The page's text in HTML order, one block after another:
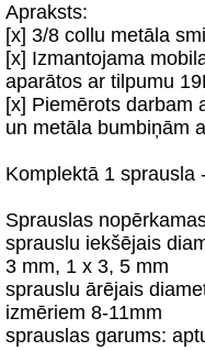
Apraksts:
[x] 3/8 collu metāla
[x] Izmantojama
aparātos ar tilpumu
[x] Piemērots darbam
un metāla bumbiņām
Komplektā 1 sprausla
Sprauslas
sprauslu iekšējais
3 mm, 1 x 3, 5 mm
sprauslu ārējais
izmēriem 8-11mm
sprauslas garums: